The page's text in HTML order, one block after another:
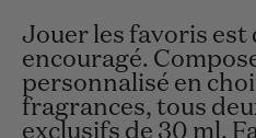
Jouer les favoris est
encouragé.
personnalisé en
fragrances, tous
exclusifs de 30 ml.